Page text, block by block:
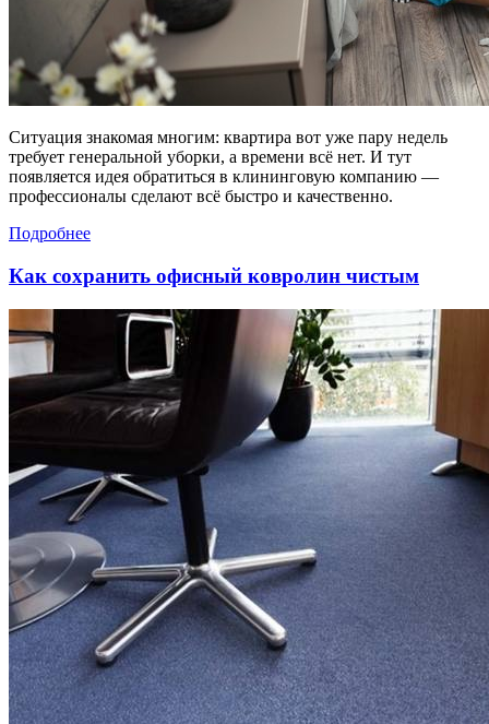
Ситуация знакомая многим: квартира вот уже пару недель
требует генеральной уборки, а времени всё нет. И тут
появляется идея обратиться в клининговую компанию —
профессионалы сделают всё быстро и качественно.
Подробнее
Как сохранить офисный ковролин чистым